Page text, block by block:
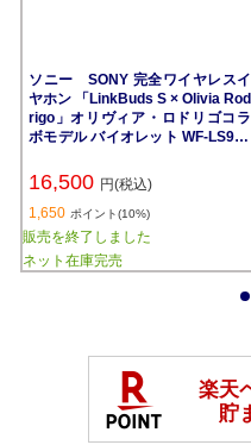
ソニー SONY 完全ワイヤレスイ
ヤホン 「LinkBuds S × Olivia Rod
rigo」オリヴィア・ロドリゴコラ
ボモデル バイオレット WF-LS900
16,500 円(税込)
1,650 ポイント(10%)
販売を終了しました
ネット在庫完売